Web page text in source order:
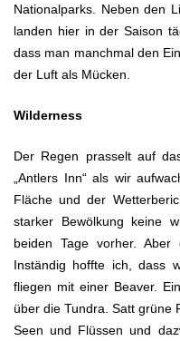
Nationalparks. Neben den
landen hier in der Saison
dass man manchmal den
der Luft als Mücken.
Wilderness
Der Regen prasselt auf
„Antlers Inn“ als wir
Fläche und der
starker Bewölkung keine
beiden Tage vorher.
Inständig hoffte ich, dass
fliegen mit einer Beaver.
über die Tundra. Satt grüne
Seen und Flüssen und